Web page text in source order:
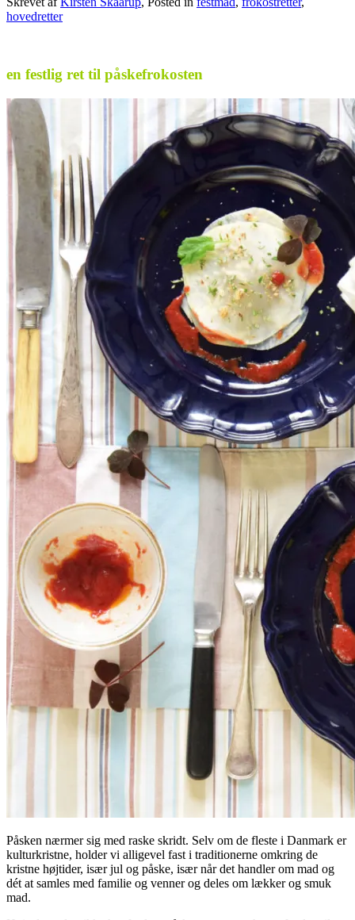
hovedretter
en festlig ret til påskefrokosten
Påsken nærmer sig med raske skridt. Selv om de fleste i Danmark er
kulturkristne, holder vi alligevel fast i traditionerne omkring de
kristne højtider, især jul og påske, især når det handler om mad og
dét at samles med familie og venner og deles om lækker og smuk
mad.